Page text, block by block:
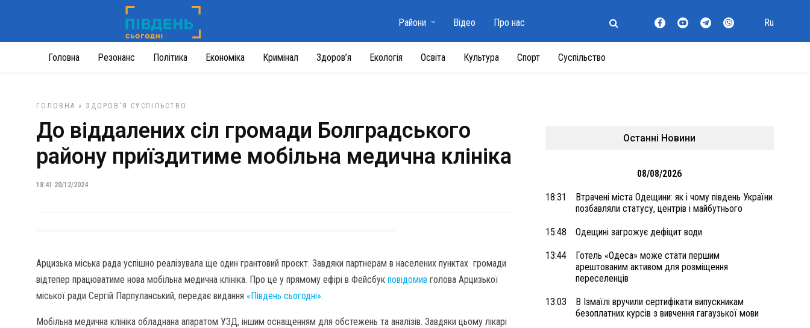
Головна Резонанс Політика Економіка Кримінал Здоров’я Екологія Освіта Культура Спорт Суспільство
Райони Відео Про нас Ru
ГОЛОВНА » ЗДОРОВ'Я СУСПІЛЬСТВО
До віддалених сіл громади Болградського
району приїздитиме мобільна медична клініка
18:41 20/12/2024
Арцизька міська рада успішно реалізувала ще один грантовий проєкт. Завдяки партнерам в населених пунктах громади
відтепер працюватиме нова мобільна медична клініка. Про це у прямому ефірі в Фейсбук повідомив голова Арцизької
міської ради Сергій Парпуланський, передає видання «Південь сьогодні».
Мобільна медична клініка обладнана апаратом УЗД, іншим оснащенням для обстежень та аналізів. Завдяки цьому лікарі
Останні Новини
08/08/2026
18:31
Втрачені міста Одещини: як і чому південь України
позбавляли статусу, центрів і майбутнього
15:48 Одещині загрожує дефіцит води
13:44
Готель «Одеса» може стати першим
арештованим активом для розміщення
переселенців
13:03
В Ізмаїлі вручили сертифікати випускникам
безоплатних курсів з вивчення гагаузької мови